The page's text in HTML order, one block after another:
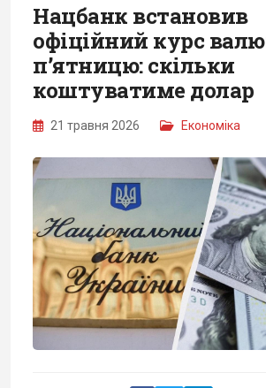
Нацбанк встановив
офіційний курс
п’ятницю: скільки
коштуватиме долар
21 травня 2026 Економіка